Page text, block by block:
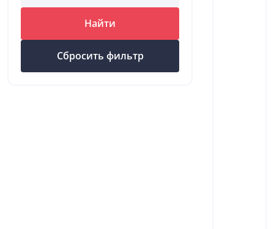
Найти
Сбросить фильтр